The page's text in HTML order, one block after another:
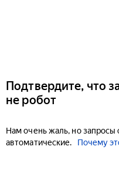
Подтвердите, что
не робот
Нам очень жаль, но запросы
автоматические.
Почему